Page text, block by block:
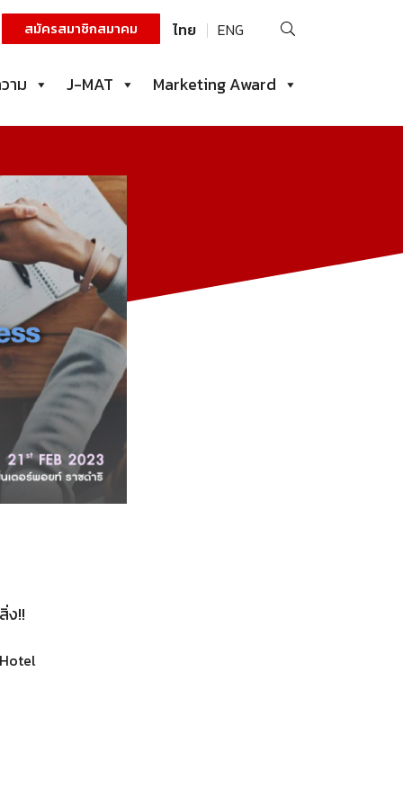
สมัครสมาชิกสมาคม ไทย ENG
ค้นหา
าม J-MAT Marketing Award
ง!!